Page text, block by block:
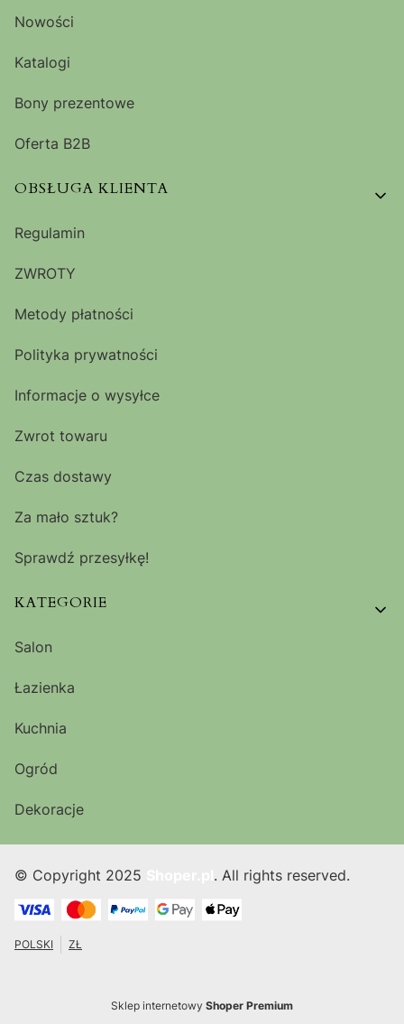
Nowości
Katalogi
Bony prezentowe
Oferta B2B
OBSŁUGA KLIENTA
Regulamin
ZWROTY
Metody płatności
Polityka prywatności
Informacje o wysyłce
Zwrot towaru
Czas dostawy
Za mało sztuk?
Sprawdź przesyłkę!
KATEGORIE
Salon
Łazienka
Kuchnia
Ogród
Dekoracje
© Copyright 2025 . All rights reserved.
POLSKI ZŁ
Sklep internetowy Shoper Premium